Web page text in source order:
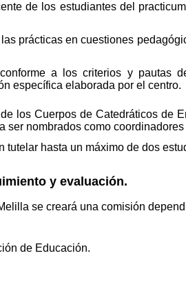
de los estudiantes del
prácticas en cuestiones
a los criterios y pautas
específica elaborada por el centro.
los Cuerpos de Catedráticos de
ser nombrados como
tutelar hasta un máximo de dos
y evaluación.
se creará una comisión
de Educación.